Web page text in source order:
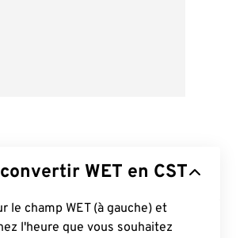
WET en CST
le champ WET (à gauche) et
l'heure que vous souhaitez